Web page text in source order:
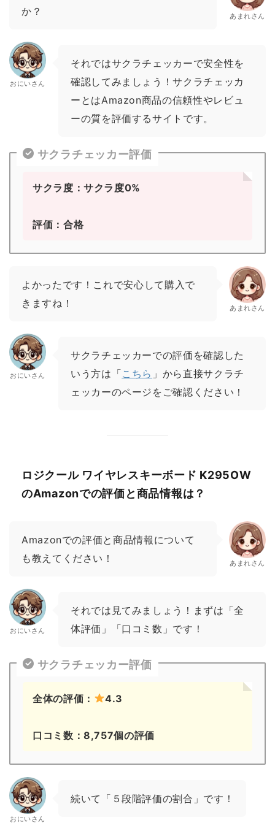
か？
あまれさん
おにいさん
それではサクラチェッカーで安全性を
確認してみましょう！サクラチェッカ
ーとはAmazon商品の信頼性やレビュ
ーの質を評価するサイトです。
サクラチェッカー評価
サクラ度：サクラ度0%
評価：合格
よかったです！これで安心して購入で
きますね！
あまれさん
おにいさん
サクラチェッカーでの評価を確認した
いう方は「こちら 」から直接サクラチ
ェッカーのページをご確認ください！
ロジクール ワイヤレスキーボード K295OW
のAmazonでの評価と商品情報は？
Amazonでの評価と商品情報について
も教えてください！
あまれさん
おにいさん
それでは見てみましょう！まずは「全
体評価」「口コミ数」です！
サクラチェッカー評価
全体の評価： 4.3
口コミ数：8,757個の評価
おにいさん
続いて「５段階評価の割合」です！